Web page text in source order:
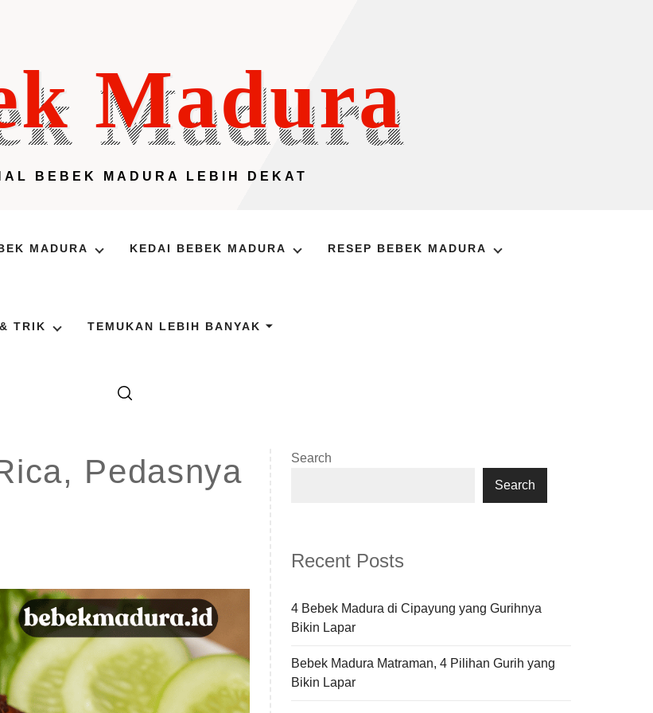
Madura
BEBEK MADURA LEBIH DEKAT
MADURA KEDAI BEBEK MADURA RESEP BEBEK MADURA
TRIK TEMUKAN LEBIH BANYAK ⏷
Pedasnya
Search
Search
Recent Posts
4 Bebek Madura di Cipayung yang Gurihnya
Bikin Lapar
Bebek Madura Matraman, 4 Pilihan Gurih yang
Bikin Lapar